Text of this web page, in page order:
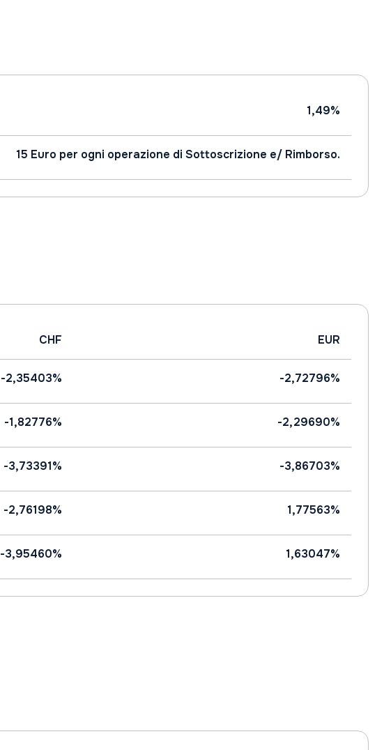
1,49%
15 Euro per ogni operazione di Sottoscrizione e/ Rimborso.
CHF EUR
-2,35403% -2,72796%
-1,82776% -2,29690%
-3,73391% -3,86703%
-2,76198% 1,77563%
-3,95460% 1,63047%